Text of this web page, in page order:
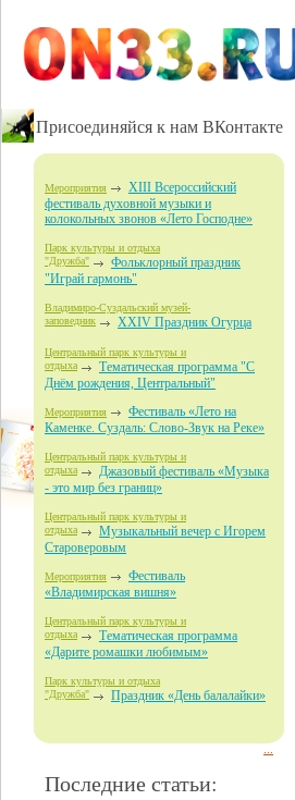
Присоединяйся к нам ВКонтакте
Мероприятия
XIII Всероссийский
фестиваль духовной музыки и
колокольных звонов «Лето Господне»
Парк культуры и отдыха
"Дружба"
Фольклорный праздник
"Играй гармонь"
Владимиро-Суздальский музей-
заповедник XXIV Праздник Огурца
Центральный парк культуры и
отдыха
Тематическая программа "С
Днём рождения, Центральный"
Мероприятия
Фестиваль «Лето на
Каменке. Суздаль: Слово-Звук на Реке»
Центральный парк культуры и
отдыха
Джазовый фестиваль «Музыка
- это мир без границ»
Центральный парк культуры и
отдыха
Музыкальный вечер с Игорем
Староверовым
Мероприятия
Фестиваль
«Владимирская вишня»
Центральный парк культуры и
отдыха
Тематическая программа
«Дарите ромашки любимым»
Парк культуры и отдыха
"Дружба" Праздник «День балалайки»
Последние статьи: